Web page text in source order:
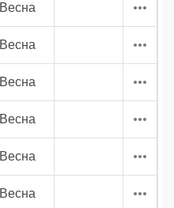
Весна
Весна
Весна
Весна
Весна
Весна